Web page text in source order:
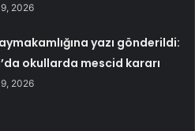
2026
yazı gönderildi:
okullarda mescid kararı
2026